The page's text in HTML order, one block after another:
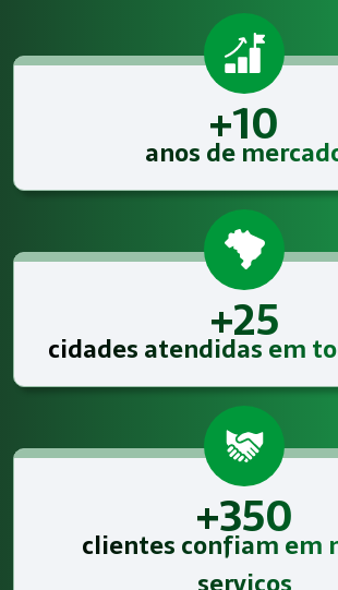
+10
anos de
+25
cidades atendidas em
+350
clientes confiam em